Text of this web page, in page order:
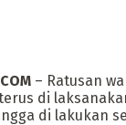
– Ratusan
di
di lakukan